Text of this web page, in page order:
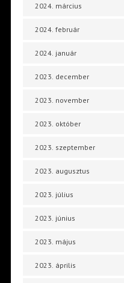
2024. március
2024. február
2024. január
2023. december
2023. november
2023. október
2023. szeptember
2023. augusztus
2023. július
2023. június
2023. május
2023. április